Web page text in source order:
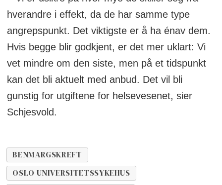
hverandre i effekt, da de har samme type
angrepspunkt. Det viktigste er å ha énav dem.
Hvis begge blir godkjent, er det mer uklart: Vi
vet mindre om den siste, men på et tidspunkt
kan det bli aktuelt med anbud. Det vil bli
gunstig for utgiftene for helsevesenet, sier
Schjesvold.
BENMARGSKREFT
OSLO UNIVERSITETSSYKEHUS